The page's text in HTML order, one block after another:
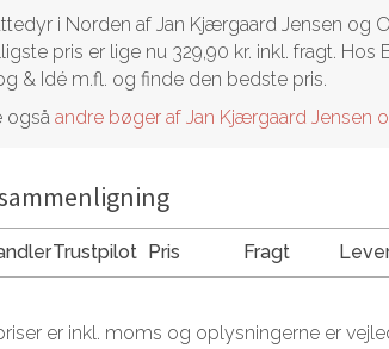
i Norden af Jan Kjærgaard Jensen og
pris er lige nu 329,90 kr. inkl. fragt.
& Idé m.fl. og finde den bedste pris.
også andre bøger af Jan Kjærgaard Jensen
Trustpilot Pris Fragt
er inkl. moms og oplysningerne er